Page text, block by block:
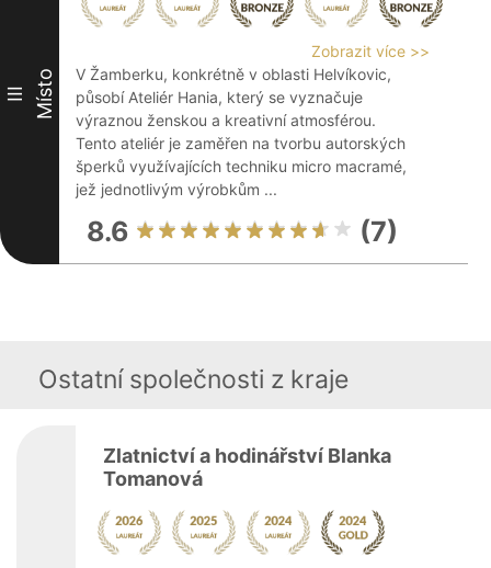
III Místo
Zobrazit více >>
V Žamberku, konkrétně v oblasti Helvíkovic,
působí Ateliér Hania, který se vyznačuje
výraznou ženskou a kreativní atmosférou.
Tento ateliér je zaměřen na tvorbu autorských
šperků využívajících techniku micro macramé,
jež jednotlivým výrobkům ...
8.6 (7)
Ostatní společnosti z kraje
Zlatnictví a hodinářství Blanka
Tomanová